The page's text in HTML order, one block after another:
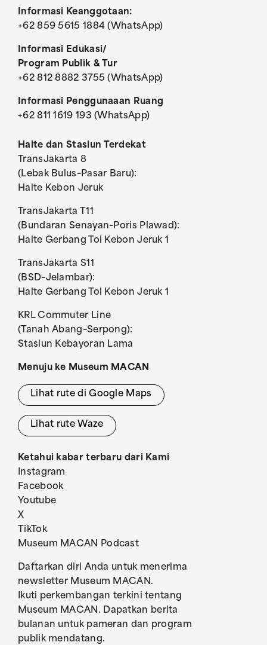
Informasi Keanggotaan:
+62 859 5615 1884 (WhatsApp)
Informasi Edukasi/
Program Publik & Tur
+62 812 8882 3755 (WhatsApp)
Informasi Penggunaaan Ruang
+62 811 1619 193 (WhatsApp)
Halte dan Stasiun Terdekat
TransJakarta 8
(Lebak Bulus–Pasar Baru):
Halte Kebon Jeruk
TransJakarta T11
(Bundaran Senayan–Poris Plawad):
Halte Gerbang Tol Kebon Jeruk 1
TransJakarta S11
(BSD–Jelambar):
Halte Gerbang Tol Kebon Jeruk 1
KRL Commuter Line
(Tanah Abang–Serpong):
Stasiun Kebayoran Lama
Menuju ke Museum MACAN
Lihat rute di Google Maps
Lihat rute Waze
Ketahui kabar terbaru dari Kami
Instagram
Facebook
Youtube
X
TikTok
Museum MACAN Podcast
Daftarkan diri Anda untuk menerima
newsletter Museum MACAN.
Ikuti perkembangan terkini tentang
Museum MACAN. Dapatkan berita
bulanan untuk pameran dan program
publik mendatang.